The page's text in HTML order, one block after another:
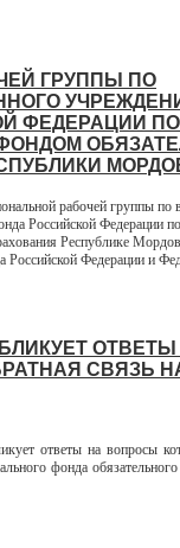
ГРУППЫ ПО
ФЕДЕРАЦИИ
рабочей группы
Российской Федерации
Республике
Российской Федерации и
СВЯЗЬ
ответы на вопросы
фонда